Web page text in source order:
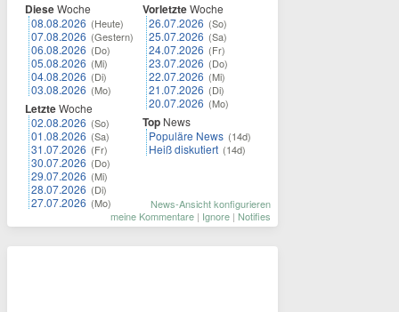
DieseWoche
08.08.2026 (Heute)
07.08.2026 (Gestern)
06.08.2026 (Do)
05.08.2026 (Mi)
04.08.2026 (Di)
03.08.2026 (Mo)
LetzteWoche
02.08.2026 (So)
01.08.2026 (Sa)
31.07.2026 (Fr)
30.07.2026 (Do)
29.07.2026 (Mi)
28.07.2026 (Di)
27.07.2026 (Mo)
VorletzteWoche
26.07.2026 (So)
25.07.2026 (Sa)
24.07.2026 (Fr)
23.07.2026 (Do)
22.07.2026 (Mi)
21.07.2026 (Di)
20.07.2026 (Mo)
Top News
Populäre News (14d)
Heiß diskutiert (14d)
News-Ansicht konfigurieren
meine Kommentare | Ignore | Notifies